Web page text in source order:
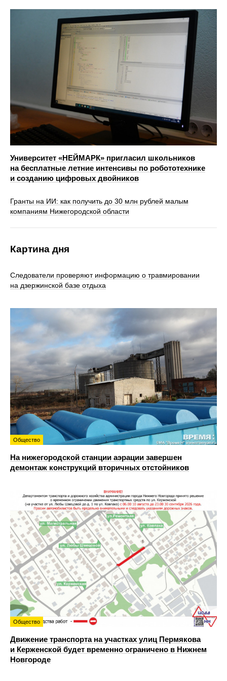
Университет «НЕЙМАРК» пригласил школьников
на бесплатные летние интенсивы по робототехнике
и созданию цифровых двойников
Гранты на ИИ: как получить до 30 млн рублей малым
компаниям Нижегородской области
Картина дня
Следователи проверяют информацию о травмировании
на дзержинской базе отдыха
Общество
На нижегородской станции аэрации завершен
демонтаж конструкций вторичных отстойников
Общество
Движение транспорта на участках улиц Пермякова
и Керженской будет временно ограничено в Нижнем
Новгороде